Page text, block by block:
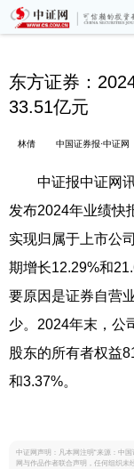
东方证券：
33.51亿元
林倩 中国证券报·中证网
中证报中证网
发布2024年业绩快
实现归属于上市公
期增长12.29%和
要原因是证券自营
少。2024年末，公
股东的所有者权益
和3.37%。
中证网声明：凡本网注明“来源：中
网与作品作者联合声明，任何组织未